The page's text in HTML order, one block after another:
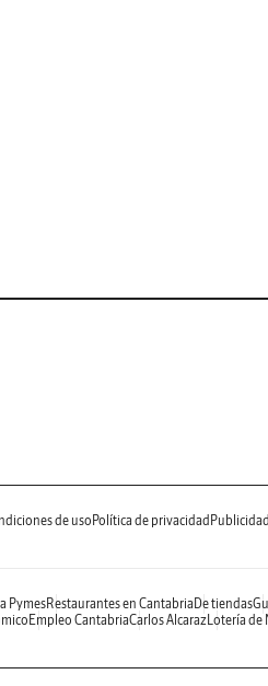
de usoPolítica de privacidad Publicidad
PymesRestaurantes en Cantabria De tiendas
Empleo CantabriaCarlos AlcarazLotería de